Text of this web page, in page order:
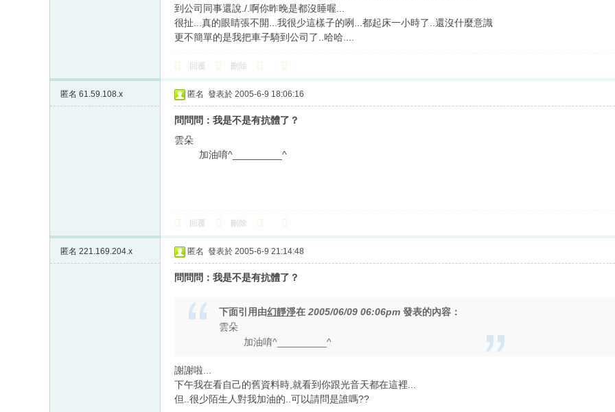
到公司同事還說./.啊你昨晚是都沒睡喔...
很扯...真的眼睛張不開...我很少這樣子的咧...都起床一小時了..還沒什麼意識
更不簡單的是我把車子騎到公司了..哈哈....
回覆 刪除
匿名 61.59.108.x 匿名 發表於 2005-6-9 18:06:16
問問問：我是不是有抗體了？
雲朵
加油唷^_________^
回覆 刪除
匿名 221.169.204.x 匿名 發表於 2005-6-9 21:14:48
問問問：我是不是有抗體了？
下面引用由幻靜淨在 2005/06/09 06:06pm 發表的內容：
雲朵
加油唷^_________^
謝謝啦...
下午我在看自己的舊資料時,就看到你跟光音天都在這裡...
但..很少陌生人對我加油的..可以請問是誰嗎??